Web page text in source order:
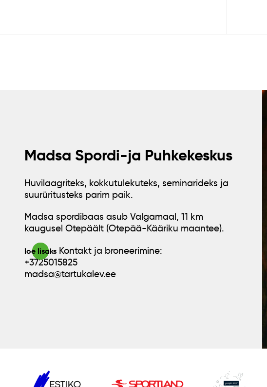
Madsa Spordi-ja Puhkekeskus
Huvilaagriteks, kokkutulekuteks, seminarideks ja
suurüritusteks parim paik.
Madsa spordibaas asub Valgamaal, 11 km
kaugusel Otepäält (Otepää-Kääriku maantee).
loe lisaks Kontakt ja broneerimine:
+3725015825
madsa@tartukalev.ee